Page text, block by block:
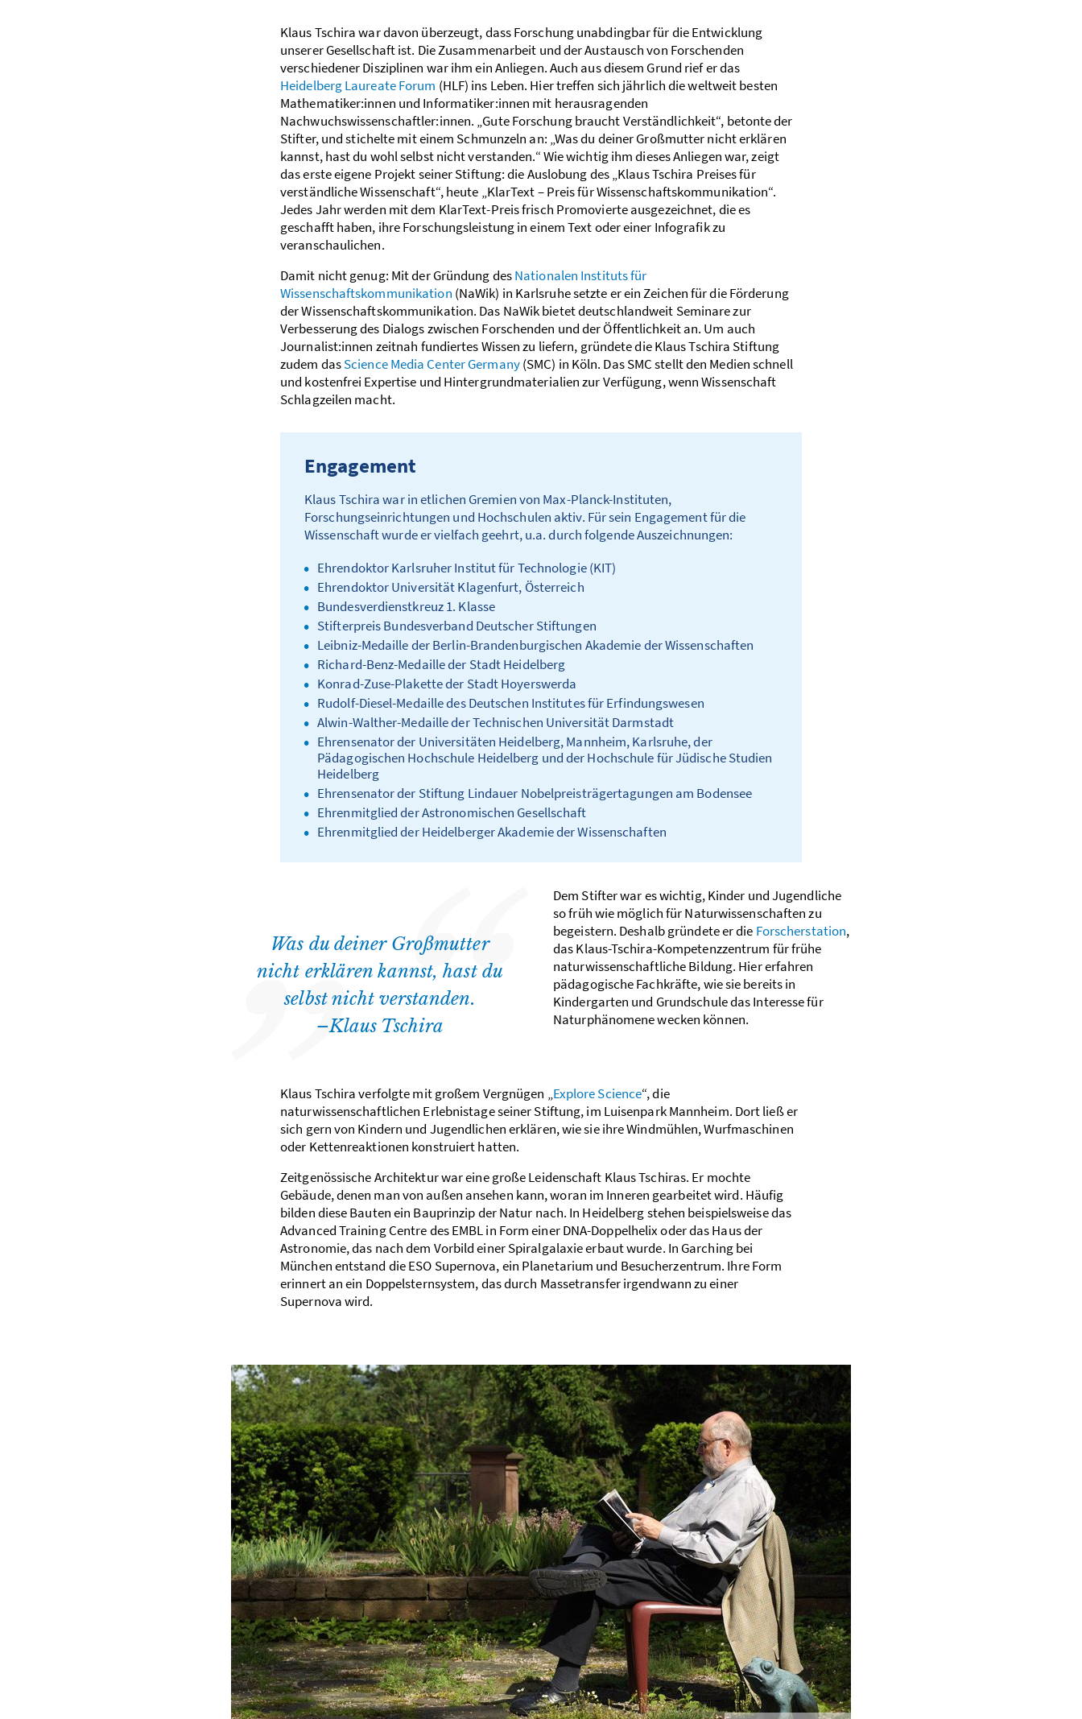
Klaus Tschira war davon überzeugt, dass Forschung unabdingbar für die Entwicklung
unserer Gesellschaft ist. Die Zusammenarbeit und der Austausch von Forschenden
verschiedener Disziplinen war ihm ein Anliegen. Auch aus diesem Grund rief er das
Heidelberg Laureate Forum (HLF) ins Leben. Hier treffen sich jährlich die weltweit besten
Mathematiker:innen und Informatiker:innen mit herausragenden
Nachwuchswissenschaftler:innen. „Gute Forschung braucht Verständlichkeit“, betonte der
Stifter, und stichelte mit einem Schmunzeln an: „Was du deiner Großmutter nicht erklären
kannst, hast du wohl selbst nicht verstanden.“ Wie wichtig ihm dieses Anliegen war, zeigt
das erste eigene Projekt seiner Stiftung: die Auslobung des „Klaus Tschira Preises für
verständliche Wissenschaft“, heute „KlarText – Preis für Wissenschaftskommunikation“.
Jedes Jahr werden mit dem KlarText-Preis frisch Promovierte ausgezeichnet, die es
geschafft haben, ihre Forschungsleistung in einem Text oder einer Infografik zu
veranschaulichen.
Damit nicht genug: Mit der Gründung desNationalen Instituts für
Wissenschaftskommunikation (NaWik) in Karlsruhe setzte er ein Zeichen für die Förderung
der Wissenschaftskommunikation. Das NaWik bietet deutschlandweit Seminare zur
Verbesserung des Dialogs zwischen Forschenden und der Öffentlichkeit an. Um auch
Journalist:innen zeitnah fundiertes Wissen zu liefern, gründete die Klaus Tschira Stiftung
zudem dasScience Media Center Germany(SMC) in Köln. Das SMC stellt den Medien schnell
und kostenfrei Expertise und Hintergrundmaterialien zur Verfügung, wenn Wissenschaft
Schlagzeilen macht.
Engagement
Klaus Tschira war in etlichen Gremien von Max-Planck-Instituten,
Forschungseinrichtungen und Hochschulen aktiv. Für sein Engagement für die
Wissenschaft wurde er vielfach geehrt, u.a. durch folgende Auszeichnungen:
Ehrendoktor Karlsruher Institut für Technologie (KIT)
Ehrendoktor Universität Klagenfurt, Österreich
Bundesverdienstkreuz 1. Klasse
Stifterpreis Bundesverband Deutscher Stiftungen
Leibniz-Medaille der Berlin-Brandenburgischen Akademie der Wissenschaften
Richard-Benz-Medaille der Stadt Heidelberg
Konrad-Zuse-Plakette der Stadt Hoyerswerda
Rudolf-Diesel-Medaille des Deutschen Institutes für Erfindungswesen
Alwin-Walther-Medaille der Technischen Universität Darmstadt
Ehrensenator der Universitäten Heidelberg, Mannheim, Karlsruhe, der
Pädagogischen Hochschule Heidelberg und der Hochschule für Jüdische Studien
Heidelberg
Ehrensenator der Stiftung Lindauer Nobelpreisträgertagungen am Bodensee
Ehrenmitglied der Astronomischen Gesellschaft
Ehrenmitglied der Heidelberger Akademie der Wissenschaften
Was du deiner Großmutter
nicht erklären kannst, hast du
selbst nicht verstanden.
–Klaus Tschira
Dem Stifter war es wichtig, Kinder und Jugendliche
so früh wie möglich für Naturwissenschaften zu
begeistern. Deshalb gründete er die Forscherstation,
das Klaus-Tschira-Kompetenzzentrum für frühe
naturwissenschaftliche Bildung. Hier erfahren
pädagogische Fachkräfte, wie sie bereits in
Kindergarten und Grundschule das Interesse für
Naturphänomene wecken können.
Klaus Tschira verfolgte mit großem Vergnügen „Explore Science“, die
naturwissenschaftlichen Erlebnistage seiner Stiftung, im Luisenpark Mannheim. Dort ließ er
sich gern von Kindern und Jugendlichen erklären, wie sie ihre Windmühlen, Wurfmaschinen
oder Kettenreaktionen konstruiert hatten.
Zeitgenössische Architektur war eine große Leidenschaft Klaus Tschiras. Er mochte
Gebäude, denen man von außen ansehen kann, woran im Inneren gearbeitet wird. Häufig
bilden diese Bauten ein Bauprinzip der Natur nach. In Heidelberg stehen beispielsweise das
Advanced Training Centre des EMBL in Form einer DNA-Doppelhelix oder das Haus der
Astronomie, das nach dem Vorbild einer Spiralgalaxie erbaut wurde. In Garching bei
München entstand die ESO Supernova, ein Planetarium und Besucherzentrum. Ihre Form
erinnert an ein Doppelsternsystem, das durch Massetransfer irgendwann zu einer
Supernova wird.